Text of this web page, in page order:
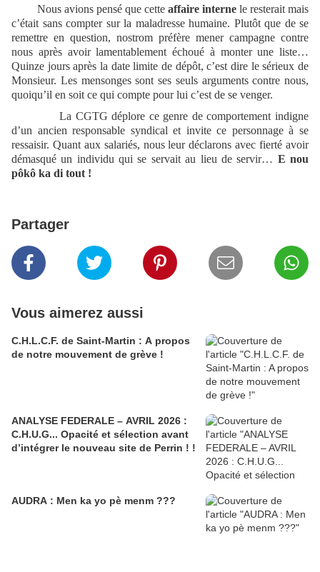
Nous avions pensé que cette affaire interne le resterait mais
c’était sans compter sur la maladresse humaine. Plutôt que de se
remettre en question, nostrom préfère mener campagne contre
nous après avoir lamentablement échoué à monter une liste…
Quinze jours après la date limite de dépôt, c’est dire le sérieux de
Monsieur. Les mensonges sont ses seuls arguments contre nous,
quoiqu’il en soit ce qui compte pour lui c’est de se venger.
La CGTG déplore ce genre de comportement indigne
d’un ancien responsable syndical et invite ce personnage à se
ressaisir. Quant aux salariés, nous leur déclarons avec fierté avoir
démasqué un individu qui se servait au lieu de servir… E nou
pôkô ka di tout !
Partager
Vous aimerez aussi
C.H.L.C.F. de Saint-Martin : A propos
de notre mouvement de grève !
ANALYSE FEDERALE – AVRIL 2026 :
C.H.U.G... Opacité et sélection avant
d’intégrer le nouveau site de Perrin ! !
AUDRA : Men ka yo pè menm ???